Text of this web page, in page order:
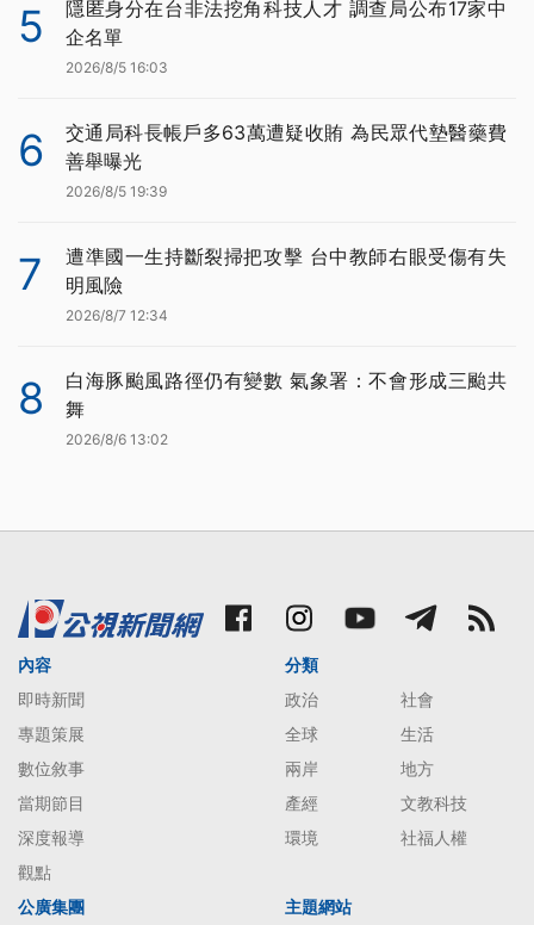
5
隱匿身分在台非法挖角科技人才 調查局公布17家中
企名單
2026/8/5 16:03
6
交通局科長帳戶多63萬遭疑收賄 為民眾代墊醫藥費
善舉曝光
2026/8/5 19:39
7
遭準國一生持斷裂掃把攻擊 台中教師右眼受傷有失
明風險
2026/8/7 12:34
8
白海豚颱風路徑仍有變數 氣象署：不會形成三颱共
舞
2026/8/6 13:02
內容
即時新聞
專題策展
數位敘事
當期節目
深度報導
觀點
分類
政治
社會
全球
生活
兩岸
地方
產經
文教科技
環境
社福人權
公廣集團 主題網站